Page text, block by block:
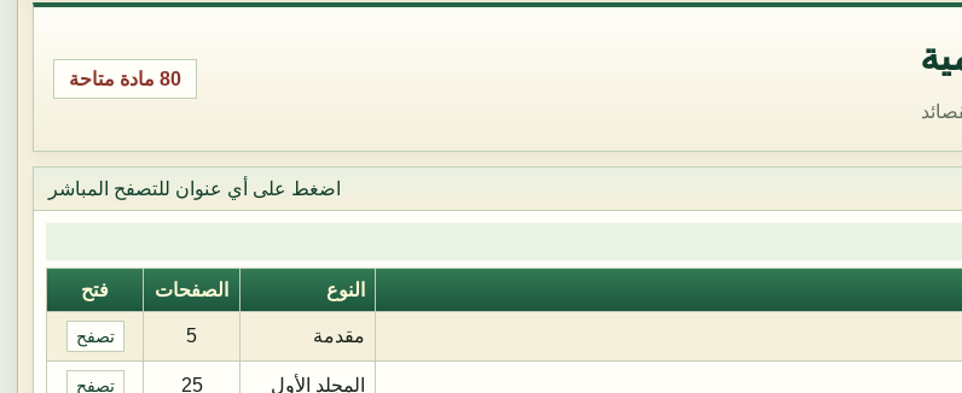
80 مادة متاحة
اضغط على أي عنوان للتصفح المباشر
النوع الصفحات فتح
مقدمة 5 تصفح
المجلد الأول 25 تصفح